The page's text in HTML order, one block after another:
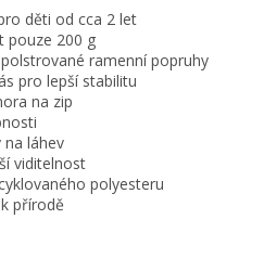
děti od cca 2 let
pouze 200 g
ramenní popruhy
pro lepší stabilitu
na zip
na láhev
viditelnost
polyesteru
přírodě